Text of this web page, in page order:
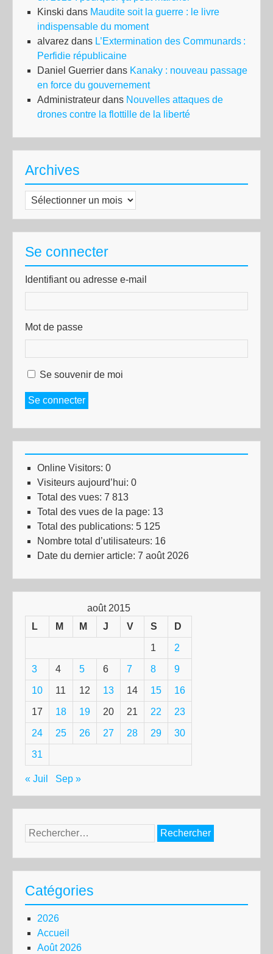
Kinski dans Maudite soit la guerre : le livre
indispensable du moment
alvarez dans L’Extermination des Communards :
Perfidie républicaine
Daniel Guerrier dans Kanaky : nouveau passage
en force du gouvernement
Administrateur dans Nouvelles attaques de
drones contre la flottille de la liberté
Archives
Archives
Se connecter
Identifiant ou adresse e-mail
Mot de passe
Se souvenir de moi
Se connecter
Online Visitors: 0
Visiteurs aujourd’hui: 0
Total des vues: 7 813
Total des vues de la page: 13
Total des publications: 5 125
Nombre total d’utilisateurs: 16
Date du dernier article: 7 août 2026
août 2015
L
M M J V S D
1 2
3 4 5 6 7 8 9
10 11 12 13 14 15 16
17 18 19 20 21 22 23
24 25 26 27 28 29 30
31
« Juil Sep »
Rechercher :
Catégories
2026
Accueil
Août 2026